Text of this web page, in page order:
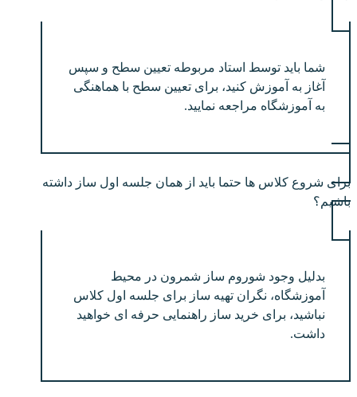
شما باید توسط استاد مربوطه تعیین سطح و سپس
آغاز به آموزش کنید، برای تعیین سطح با هماهنگی
به آموزشگاه مراجعه نمایید.
برای شروع کلاس ها حتما باید از همان جلسه اول ساز داشته
باشیم؟
بدلیل وجود شوروم ساز شمرون در محیط
آموزشگاه، نگران تهیه ساز برای جلسه اول کلاس
نباشید، برای خرید ساز راهنمایی حرفه ای خواهید
داشت.